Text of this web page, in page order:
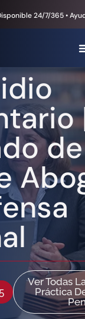
24/7/365 •
de
Ver Todas
Práctica